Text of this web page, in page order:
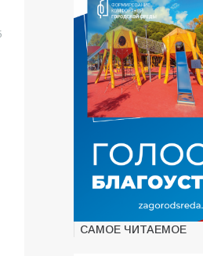
САМОЕ ЧИТАЕМОЕ